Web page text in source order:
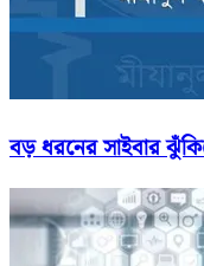
বড় ধরনের সাইবার